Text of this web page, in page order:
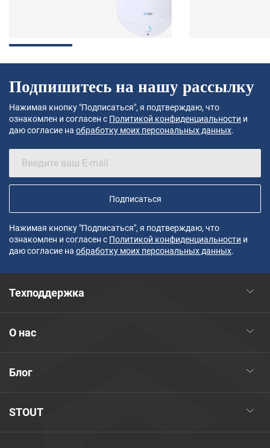
Подпишитесь на нашу рассылку
Нажимая кнопку "Подписаться", я подтверждаю, что
ознакомлен и согласен с Политикой конфиденциальности и
даю согласие на обработку моих персональных данных.
Подписаться
Нажимая кнопку "Подписаться", я подтверждаю, что
ознакомлен и согласен с Политикой конфиденциальности и
даю согласие на обработку моих персональных данных.
STOUT
Блог
О нас
Техподдержка